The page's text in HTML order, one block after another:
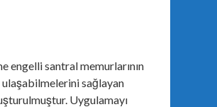
engelli santral memurlarının
ulaşabilmelerini sağlayan
Uygulamayı